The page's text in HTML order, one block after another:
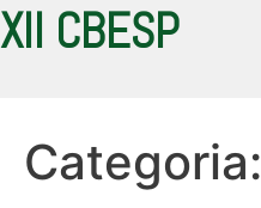
XII CBESP
Categoria: